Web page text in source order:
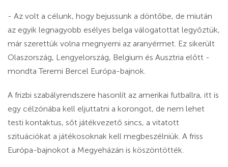
- Az volt a célunk, hogy bejussunk a döntőbe, de miután
az egyik legnagyobb esélyes belga válogatottat legyőztük,
már szerettük volna megnyerni az aranyérmet. Ez sikerült
Olaszország, Lengyelország, Belgium és Ausztria előtt -
mondta Teremi Bercel Európa-bajnok.
A frizbi szabályrendszere hasonlít az amerikai futballra, itt is
egy célzónába kell eljuttatni a korongot, de nem lehet
testi kontaktus, sőt játékvezető sincs, a vitatott
szituációkat a játékosoknak kell megbeszélniük. A friss
Európa-bajnokot a Megyeházán is köszöntötték.